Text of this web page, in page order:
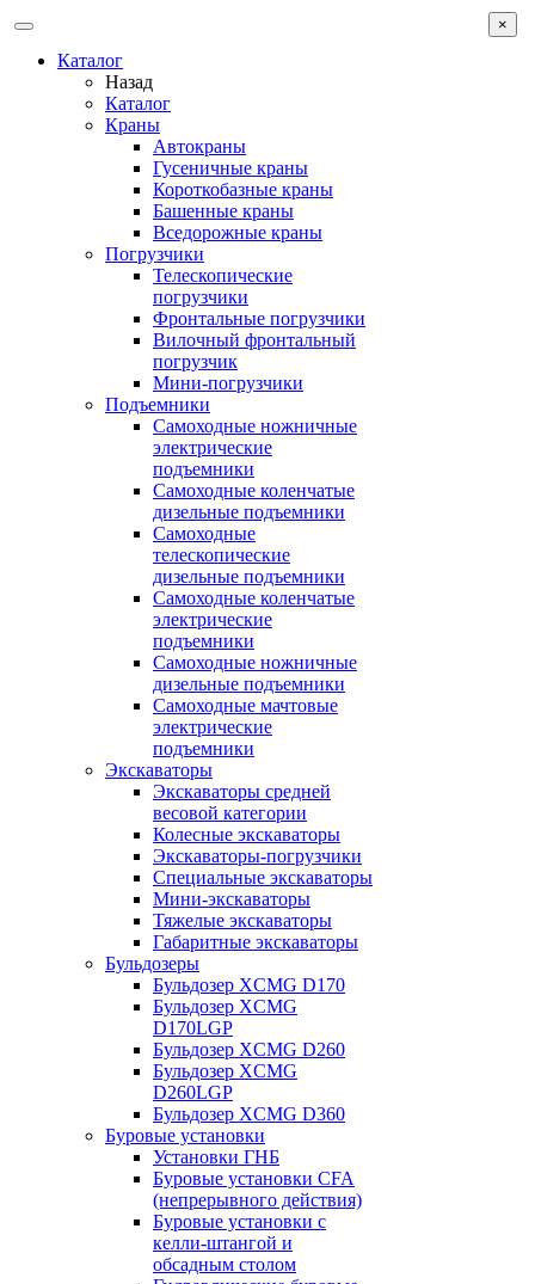
Каталог
Назад
Каталог
Краны
Автокраны
Гусеничные краны
Короткобазные краны
Башенные краны
Вcедорожные краны
Погрузчики
Телескопические
погрузчики
Фронтальные погрузчики
Вилочный фронтальный
погрузчик
Мини-погрузчики
Подъемники
Самоходные ножничные
электрические
подъемники
Самоходные коленчатые
дизельные подъемники
Самоходные
телескопические
дизельные подъемники
Самоходные коленчатые
электрические
подъемники
Самоходные ножничные
дизельные подъемники
Самоходные мачтовые
электрические
подъемники
Экскаваторы
Экскаваторы средней
весовой категории
Колесные экскаваторы
Экскаваторы-погрузчики
Специальные экскаваторы
Мини-экскаваторы
Тяжелые экскаваторы
Габаритные экскаваторы
Бульдозеры
Бульдозер XCMG D170
Бульдозер XCMG
D170LGP
Бульдозер XCMG D260
Бульдозер XCMG
D260LGP
Бульдозер XCMG D360
Буровые установки
Установки ГНБ
Буровые установки CFA
(непрерывного действия)
Буровые установки с
келли-штангой и
обсадным столом
×